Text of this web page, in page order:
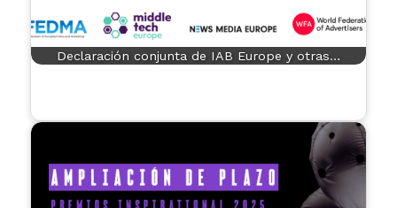
Declaración conjunta de IAB Europe y otras…